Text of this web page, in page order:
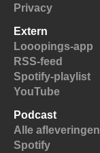
Privacy
Extern
Looopings-app
RSS-feed
Spotify-playlist
YouTube
Podcast
Alle afleveringen
Spotify